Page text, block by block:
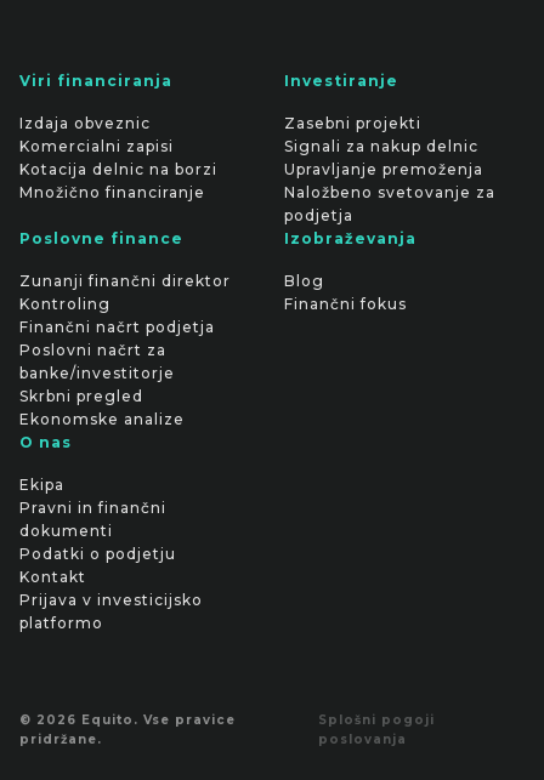
Viri financiranja
Izdaja obveznic
Komercialni zapisi
Kotacija delnic na borzi
Množično financiranje
Investiranje
Zasebni projekti
Signali za nakup delnic
Upravljanje premoženja
Naložbeno svetovanje za
podjetja
Poslovne finance
Zunanji finančni direktor
Kontroling
Finančni načrt podjetja
Poslovni načrt za
banke/investitorje
Skrbni pregled
Ekonomske analize
Izobraževanja
Blog
Finančni fokus
O nas
Ekipa
Pravni in finančni
dokumenti
Podatki o podjetju
Kontakt
Prijava v investicijsko
platformo
© 2026 Equito. Vse pravice
pridržane.
Splošni pogoji
poslovanja